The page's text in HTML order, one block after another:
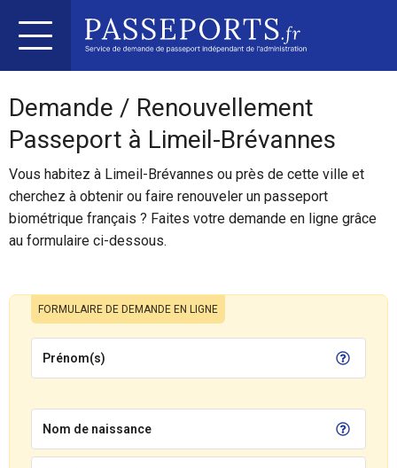
Demande / Renouvellement
Passeport à Limeil-Brévannes
Vous habitez à Limeil-Brévannes ou près de cette ville et
cherchez à obtenir ou faire renouveler un passeport
biométrique français ? Faites votre demande en ligne grâce
au formulaire ci-dessous.
FORMULAIRE DE DEMANDE EN LIGNE
Prénom(s)
Nom de naissance